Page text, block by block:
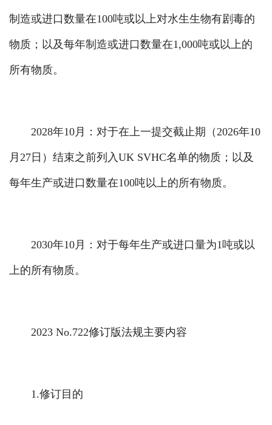
制造或进口数量在100吨或以上对水生生物有剧毒的
物质；以及每年制造或进口数量在1,000吨或以上的
所有物质。
2028年10月：对于在上一提交截止期（2026年10
月27日）结束之前列入UK SVHC名单的物质；以及
每年生产或进口数量在100吨以上的所有物质。
2030年10月：对于每年生产或进口量为1吨或以
上的所有物质。
2023 No.722修订版法规主要内容
1.修订目的